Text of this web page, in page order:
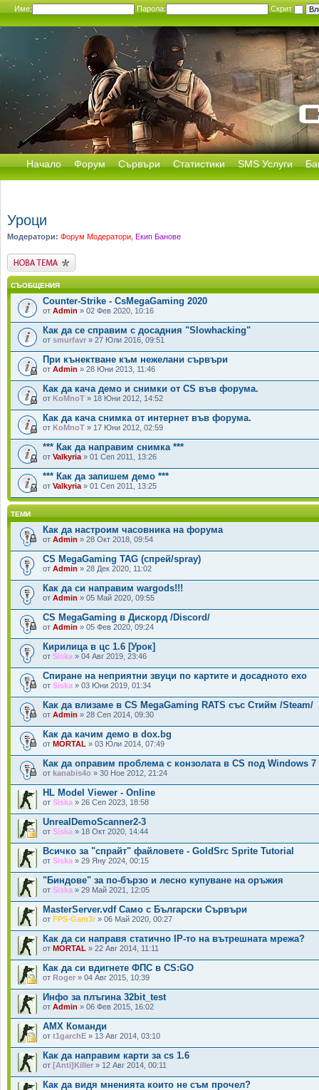
Име: Парола: Скрит
Начало Форум Сървъри Статистики SMS Услуги
Уроци
Модератори: Форум Модератори Екип Банове
Публикувай нова
тема
СЪОБЩЕНИЯ
Counter-Strike - CsMegaGaming 2020
от Admin » 02 Фев 2020, 10:16
Как да се справим с досадния "Slowhacking"
от smurfavr » 27 Юли 2016, 09:51
При кънектване към нежелани сървъри
от Admin » 28 Юни 2013, 11:46
Как да кача демо и снимки от CS във форума.
от KoMnoT » 18 Юни 2012, 14:52
Как да кача снимка от интернет във форума.
от KoMnoT » 17 Юни 2012, 02:59
*** Как да направим снимка ***
от Valkyria » 01 Сеп 2011, 13:26
*** Как да запишем демо ***
от Valkyria » 01 Сеп 2011, 13:25
ТЕМИ
Как да настроим часовника на форума
от Admin » 28 Окт 2018, 09:54
CS MegaGaming TAG (спрей/spray)
от Admin » 28 Дек 2020, 11:02
Как да си направим wargods!!!
от Admin » 05 Май 2020, 09:55
CS MegaGaming в Дискорд /Discord/
от Admin » 05 Фев 2020, 09:24
Кирилица в цс 1.6 [Урок]
от Siska » 04 Авг 2019, 23:46
Спиране на неприятни звуци по картите и досадното ехо
от Siska » 03 Юни 2019, 01:34
Как да влизамe в CS MegaGaming RATS със Стийм /Steam/
от Admin » 28 Сеп 2014, 09:30
Как да качим демо в dox.bg
от MORTAL » 03 Юли 2014, 07:49
Как да оправим проблема с конзолата в CS под Windows 7
от kanabis4o » 30 Ное 2012, 21:24
HL Model Viewer - Online
от Siska » 26 Сеп 2023, 18:58
UnrealDemoScanner2-3
от Siska » 18 Окт 2020, 14:44
Всичко за "спрайт" файловете - GoldSrc Sprite Tutorial
от Siska » 29 Яну 2024, 00:15
"Биндове" за по-бързо и лесно купуване на оръжия
от Siska » 29 Май 2021, 12:05
MasterServer.vdf Само с Български Сървъри
от FPS-Gam3r » 06 Май 2020, 00:27
Как да си направя статично IP-то на вътрешната мрежа?
от MORTAL » 22 Авг 2014, 11:11
Как да си вдигнете ФПС в CS:GO
от Roger » 04 Авг 2015, 10:39
Инфо за плъгина 32bit_test
от Admin » 06 Фев 2015, 16:02
AMX Команди
от t1garchE » 13 Авг 2014, 03:10
Как да направим карти за cs 1.6
от [Anti]Killer » 12 Авг 2014, 00:11
Как да видя мненията които не съм прочел?